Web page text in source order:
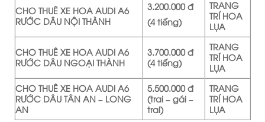
CHO THUÊ XE HOA AUDI A6
RƯỚC DÂU NỘI THÀNH
3.200.000 đ
(4 tiếng)
TRANG
TRÍ HOA
LỤA
CHO THUÊ XE HOA AUDI A6
RƯỚC DÂU NGOẠI THÀNH
3.700.000 đ
(4 tiếng)
TRANG
TRÍ HOA
LỤA
CHO THUÊ XE HOA AUDI A6
RƯỚC DÂU TÂN AN – LONG
AN
5.500.000 đ
(trai – gái –
trai)
TRANG
TRÍ HOA
LỤA